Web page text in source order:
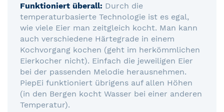
Funktioniert überall: Durch die
temperaturbasierte Technologie ist es egal,
wie viele Eier man zeitgleich kocht. Man kann
auch verschiedene Härtegrade in einem
Kochvorgang kochen (geht im herkömmlichen
Eierkocher nicht). Einfach die jeweiligen Eier
bei der passenden Melodie herausnehmen.
PiepEi funktioniert übrigens auf allen Höhen
(in den Bergen kocht Wasser bei einer anderen
Temperatur).